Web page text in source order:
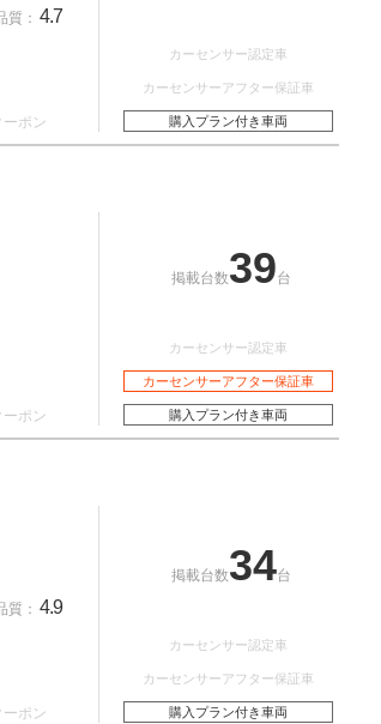
質： 4.7
ーポン
カーセンサー認定車
カーセンサーアフター保証車
購入プラン付き車両
ーポン
掲載台数39台
カーセンサー認定車
カーセンサーアフター保証車
購入プラン付き車両
質： 4.9
ーポン
掲載台数34台
カーセンサー認定車
カーセンサーアフター保証車
購入プラン付き車両